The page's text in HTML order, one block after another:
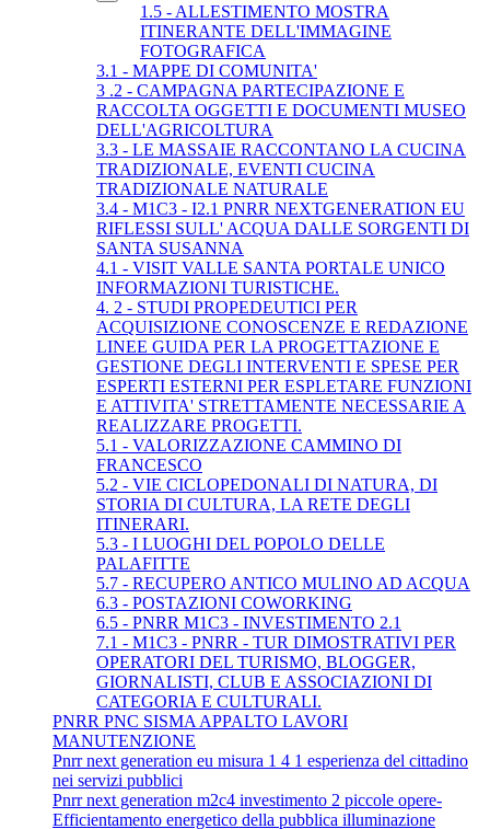
1.5 - ALLESTIMENTO MOSTRA
ITINERANTE DELL'IMMAGINE
FOTOGRAFICA
3.1 - MAPPE DI COMUNITA'
3 .2 - CAMPAGNA PARTECIPAZIONE E
RACCOLTA OGGETTI E DOCUMENTI MUSEO
DELL'AGRICOLTURA
3.3 - LE MASSAIE RACCONTANO LA CUCINA
TRADIZIONALE, EVENTI CUCINA
TRADIZIONALE NATURALE
3.4 - M1C3 - I2.1 PNRR NEXTGENERATION EU
RIFLESSI SULL' ACQUA DALLE SORGENTI DI
SANTA SUSANNA
4.1 - VISIT VALLE SANTA PORTALE UNICO
INFORMAZIONI TURISTICHE.
4. 2 - STUDI PROPEDEUTICI PER
ACQUISIZIONE CONOSCENZE E REDAZIONE
LINEE GUIDA PER LA PROGETTAZIONE E
GESTIONE DEGLI INTERVENTI E SPESE PER
ESPERTI ESTERNI PER ESPLETARE FUNZIONI
E ATTIVITA' STRETTAMENTE NECESSARIE A
REALIZZARE PROGETTI.
5.1 - VALORIZZAZIONE CAMMINO DI
FRANCESCO
5.2 - VIE CICLOPEDONALI DI NATURA, DI
STORIA DI CULTURA, LA RETE DEGLI
ITINERARI.
5.3 - I LUOGHI DEL POPOLO DELLE
PALAFITTE
5.7 - RECUPERO ANTICO MULINO AD ACQUA
6.3 - POSTAZIONI COWORKING
6.5 - PNRR M1C3 - INVESTIMENTO 2.1
7.1 - M1C3 - PNRR - TUR DIMOSTRATIVI PER
OPERATORI DEL TURISMO, BLOGGER,
GIORNALISTI, CLUB E ASSOCIAZIONI DI
CATEGORIA E CULTURALI.
PNRR PNC SISMA APPALTO LAVORI
MANUTENZIONE
Pnrr next generation eu misura 1 4 1 esperienza del cittadino
nei servizi pubblici
Pnrr next generation m2c4 investimento 2 piccole opere-
Efficientamento energetico della pubblica illuminazione